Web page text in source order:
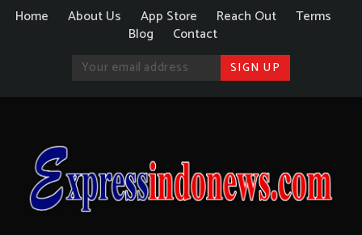
Home About Us App Store Reach Out
Terms
Blog
Contact